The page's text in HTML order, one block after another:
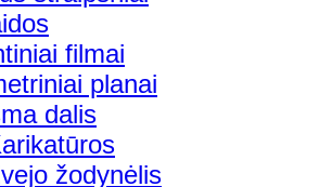
filmai
planai
dalis
žodynėlis